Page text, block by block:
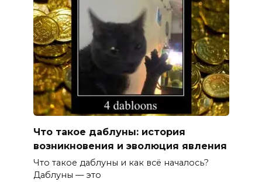
Что такое даблуны: история
возникновения и эволюция явления
Что такое даблуны и как всё началось?
Даблуны — это